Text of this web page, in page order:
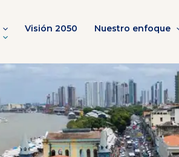
Visión 2050 Nuestro enfoque